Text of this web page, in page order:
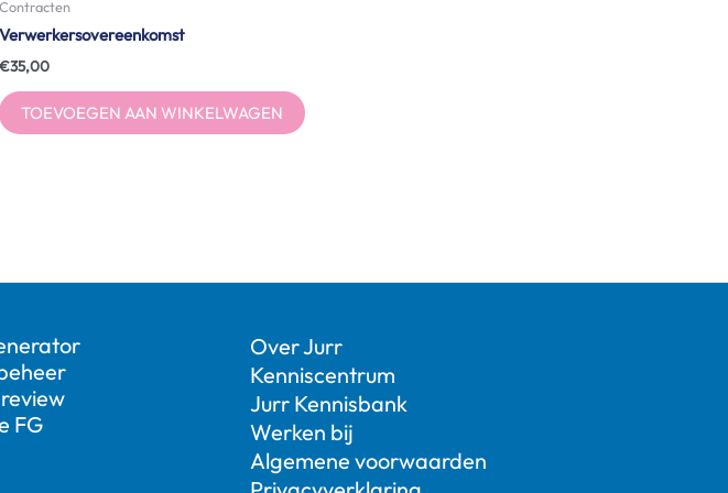
Contracten
Verwerkersovereenkomst
€35,00
TOEVOEGEN AAN WINKELWAGEN
FG
Over Jurr
Kenniscentrum
Jurr Kennisbank
Werken bij
Algemene voorwaarden